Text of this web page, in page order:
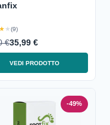
(9)
€35,99 €
VEDI PRODOTTO
-49%